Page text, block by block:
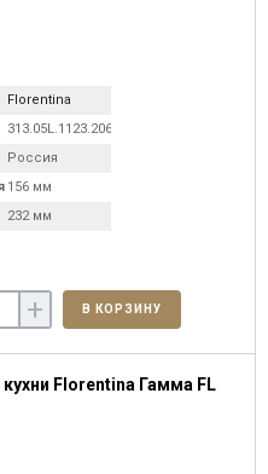
Florentina
313.05L.1123.206
Россия
156 мм
232 мм
+ В КОРЗИНУ
Florentina Гамма FL